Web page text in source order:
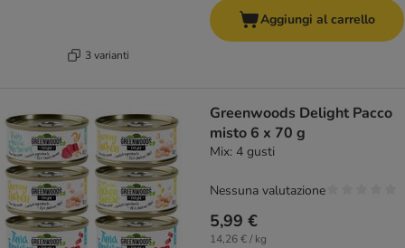
3 varianti
Aggiungi al carrello
Greenwoods Delight Pacco
misto 6 x 70 g
Mix: 4 gusti
5,99 €
14,26 € / kg
Nessuna valutazione